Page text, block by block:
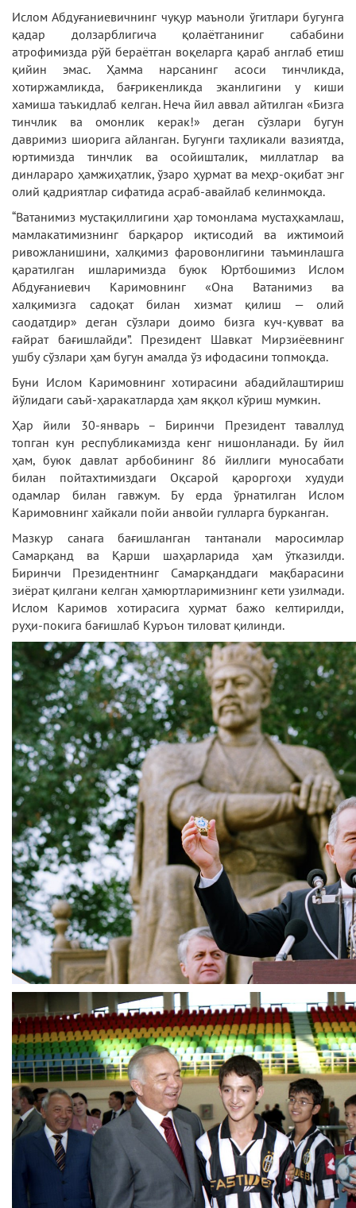
Ислом Абдуғаниевичнинг чуқур маъноли ўгитлари бугунга
қадар долзарблигича қолаётганиниг сабабини
атрофимизда рўй бераётган воқеларга қараб англаб етиш
қийин эмас. Ҳамма нарсанинг асоси тинчликда,
хотиржамликда, бағрикенликда эканлигини у киши
хамиша таъкидлаб келган. Неча йил аввал айтилган «Бизга
тинчлик ва омонлик керак!» деган сўзлари бугун
давримиз шиорига айланган. Бугунги таҳликали вазиятда,
юртимизда тинчлик ва осойишталик, миллатлар ва
динлараро ҳамжиҳатлик, ўзаро ҳурмат ва меҳр-оқибат энг
олий қадриятлар сифатида асраб-авайлаб келинмоқда.
“Ватанимиз мустақиллигини ҳар томонлама мустаҳкамлаш,
мамлакатимизнинг барқарор иқтисодий ва ижтимоий
ривожланишини, халқимиз фаровонлигини таъминлашга
қаратилган ишларимизда буюк Юртбошимиз Ислом
Абдуғаниевич Каримовнинг «Она Ватанимиз ва
халқимизга садоқат билан хизмат қилиш — олий
саодатдир» деган сўзлари доимо бизга куч-қувват ва
ғайрат бағишлайди”. Президент Шавкат Мирзиёевнинг
ушбу сўзлари ҳам бугун амалда ўз ифодасини топмоқда.
Буни Ислом Каримовнинг хотирасини абадийлаштириш
йўлидаги саъй-ҳаракатларда ҳам яққол кўриш мумкин.
Ҳар йили 30-январь – Биринчи Президент таваллуд
топган кун республикамизда кенг нишонланади. Бу йил
ҳам, буюк давлат арбобининг 86 йиллиги муносабати
билан пойтахтимиздаги Оқсарой қароргоҳи худуди
одамлар билан гавжум. Бу ерда ўрнатилган Ислом
Каримовнинг хайкали пойи анвойи гулларга бурканган.
Мазкур санага бағишланган тантанали маросимлар
Самарқанд ва Қарши шаҳарларида ҳам ўтказилди.
Биринчи Президентнинг Самарқанддаги мақбарасини
зиёрат қилгани келган ҳамюртларимизнинг кети узилмади.
Ислом Каримов хотирасига ҳурмат бажо келтирилди,
руҳи-покига бағишлаб Куръон тиловат қилинди.